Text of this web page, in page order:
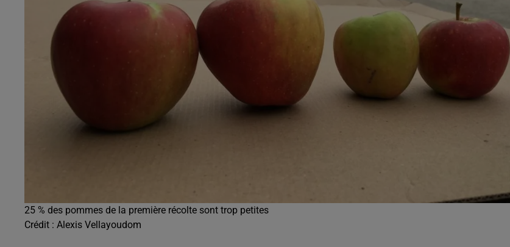
25 % des pommes de la première récolte sont trop petites
Crédit : Alexis Vellayoudom